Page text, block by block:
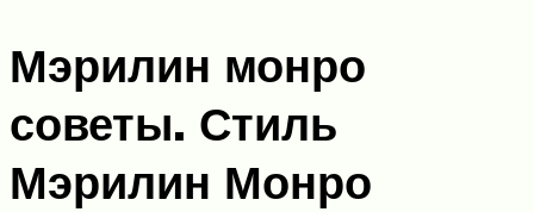
Мэрилин монро
советы. Стиль
Мэрилин Монро